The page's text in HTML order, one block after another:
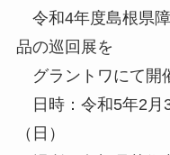
令和4年度島根県
品の巡回展を
グラントワにて開
日時：令和5年2月
（日）